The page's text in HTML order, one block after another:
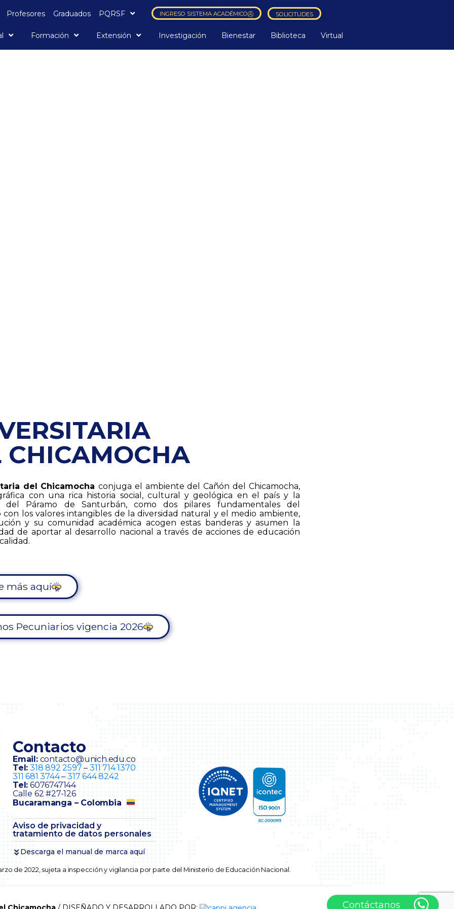
Profesores Graduados PQRSF INGRESO SISTEMA ACADÉMICO SOLICITUDES
Formación Extensión Investigación Bienestar Biblioteca Virtual
CHICAMOCHA
del Chicamochaconjuga el ambiente del Cañón del Chicamocha,
con una rica historia social, cultural y geológica en el país y la
del Páramo de Santurbán, como dos pilares fundamentales del
con los valores intangibles de la diversidad natural y el medio ambiente,
y su comunidad académica acogen estas banderas y asumen la
de aportar al desarrollo nacional a través de acciones de educación
más aquí
Pecuniarios vigencia 2026
Contacto
Email:contacto@unich.edu.co
Tel: 318 892 2597 –311 714 1370
311 681 3744–317 644 8242
Tel: 6076747144
Calle 62 #27-126
Bucaramanga – Colombia
Aviso de privacidad y
tratamiento de datos personales
Descarga el manual de marca aquí
de 2022, sujeta a inspección y vigilancia por parte del Ministerio de Educación Nacional.
Contáctanos